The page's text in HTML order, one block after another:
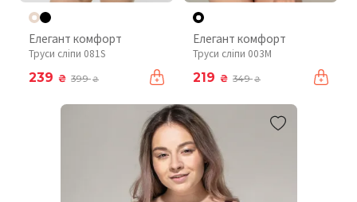
Елегант комфорт
Труси сліпи 081S
239 ₴ 399₴
Елегант комфорт
Труси сліпи 003М
219 ₴ 349₴